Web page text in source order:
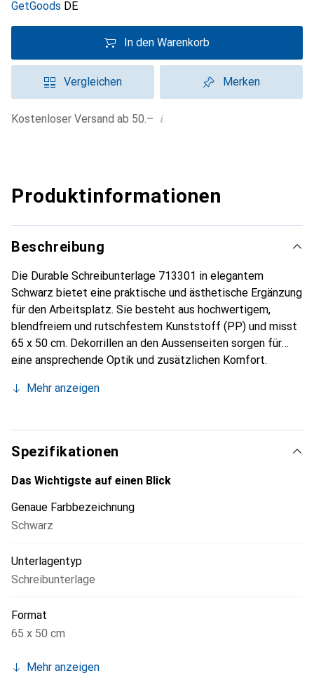
GetGoods DE
In den Warenkorb
Vergleichen Merken
Kostenloser Versand ab 50.– i
Produktinformationen
Beschreibung
Die Durable Schreibunterlage 713301 in elegantem
Schwarz bietet eine praktische und ästhetische Ergänzung
für den Arbeitsplatz. Sie besteht aus hochwertigem,
blendfreiem und rutschfestem Kunststoff (PP) und misst
65 x 50 cm. Dekorrillen an den Aussenseiten sorgen für
eine ansprechende Optik und zusätzlichen Komfort.
Schreibunterlage durch Qualität und Langlebigkeit - ideal
Mehr anzeigen
Spezifikationen
Das Wichtigste auf einen Blick
Genaue Farbbezeichnung
Schwarz
Unterlagentyp
Schreibunterlage
Format
65 x 50 cm
Mehr anzeigen